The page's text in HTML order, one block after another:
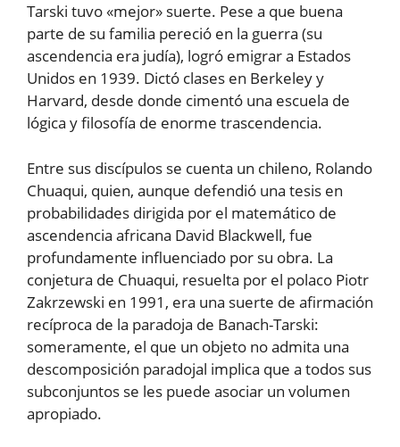
Tarski tuvo «mejor» suerte. Pese a que buena
parte de su familia pereció en la guerra (su
ascendencia era judía), logró emigrar a Estados
Unidos en 1939. Dictó clases en Berkeley y
Harvard, desde donde cimentó una escuela de
lógica y filosofía de enorme trascendencia.
Entre sus discípulos se cuenta un chileno, Rolando
Chuaqui, quien, aunque defendió una tesis en
probabilidades dirigida por el matemático de
ascendencia africana David Blackwell, fue
profundamente influenciado por su obra. La
conjetura de Chuaqui, resuelta por el polaco Piotr
Zakrzewski en 1991, era una suerte de afirmación
recíproca de la paradoja de Banach-Tarski:
someramente, el que un objeto no admita una
descomposición paradojal implica que a todos sus
subconjuntos se les puede asociar un volumen
apropiado.